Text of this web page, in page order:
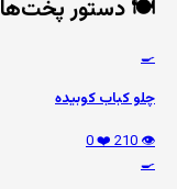
🍽️ دستور
🍳
چلو کباب کوبیده
👁️ 210
❤️ 0
🍳